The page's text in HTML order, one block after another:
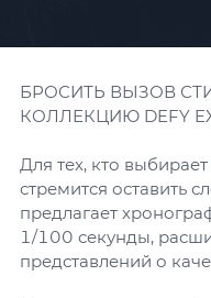
БРОСИТЬ ВЫЗОВ
КОЛЛЕКЦИЮ DEFY
Для тех, кто
стремится оставить
предлагает
1/100 секунды,
представлений о